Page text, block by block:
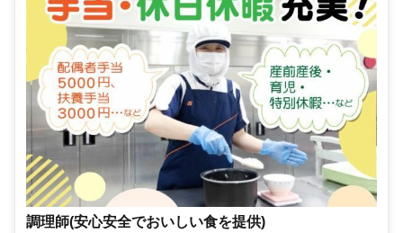
調理師(安心安全でおいしい食を提供)